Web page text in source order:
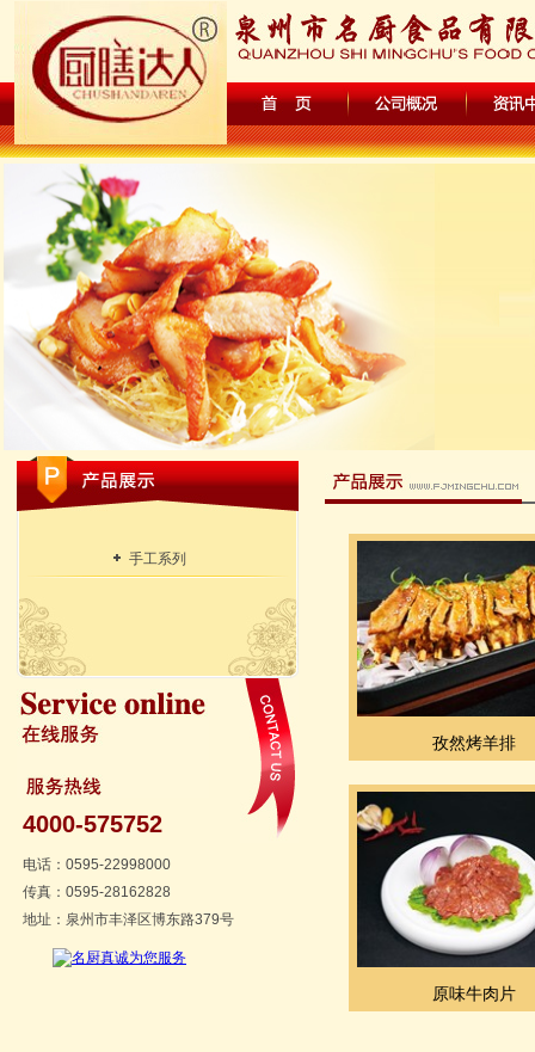
手工系列
4000-575752
电话：0595-22998000
传真：0595-28162828
地址：泉州市丰泽区博东路379号
孜然烤羊排
原味牛肉片